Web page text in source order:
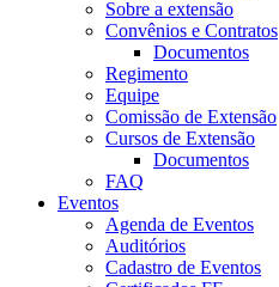
Sobre a extensão
Convênios e Contratos
Documentos
Regimento
Equipe
Comissão de Extensão
Cursos de Extensão
Documentos
FAQ
Eventos
Agenda de Eventos
Auditórios
Cadastro de Eventos